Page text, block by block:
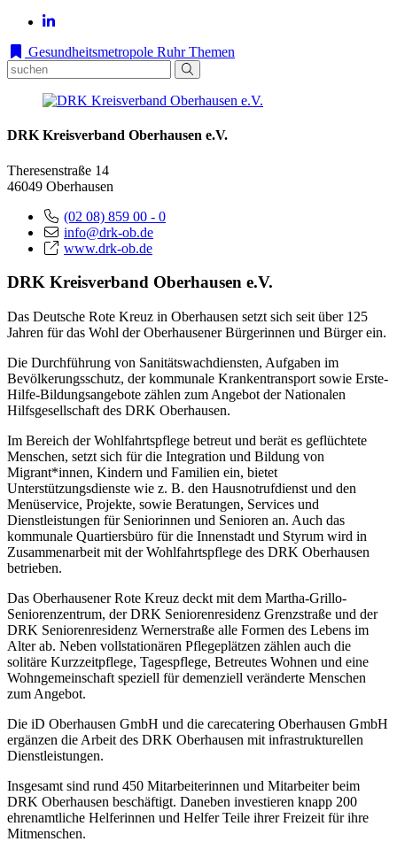
Gesundheitsmetropole Ruhr Themen
DRK Kreisverband Oberhausen e.V.
Theresenstraße 14
46049 Oberhausen
(02 08) 859 00 - 0
info@drk-ob.de
www.drk-ob.de
DRK Kreisverband Oberhausen e.V.
Das Deutsche Rote Kreuz in Oberhausen setzt sich seit über 125
Jahren für das Wohl der Oberhausener Bürgerinnen und Bürger ein.
Die Durchführung von Sanitätswachdiensten, Aufgaben im
Bevölkerungsschutz, der kommunale Krankentransport sowie Erste-
Hilfe-Bildungsangebote zählen zum Angebot der Nationalen
Hilfsgesellschaft des DRK Oberhausen.
Im Bereich der Wohlfahrtspflege betreut und berät es geflüchtete
Menschen, setzt sich für die Integration und Bildung von
Migrant*innen, Kindern und Familien ein, bietet
Unterstützungsdienste wie z. B. den Hausnotrufdienst und den
Menüservice, Projekte, sowie Beratungen, Services und
Dienstleistungen für Seniorinnen und Senioren an. Auch das
kommunale Quartiersbüro für die Innenstadt und Styrum wird in
Zusammenarbeit mit der Wohlfahrtspflege des DRK Oberhausen
betrieben.
Das Oberhausener Rote Kreuz deckt mit dem Martha-Grillo-
Seniorenzentrum, der DRK Seniorenresidenz Grenzstraße und der
DRK Seniorenresidenz Wernerstraße alle Formen des Lebens im
Alter ab. Neben vollstationären Pflegeplätzen zählen auch die
solitäre Kurzzeitpflege, Tagespflege, Betreutes Wohnen und eine
Wohngemeinschaft speziell für demenziell veränderte Menschen
zum Angebot.
Die iD Oberhausen GmbH und die carecatering Oberhausen GmbH
ergänzen die Arbeit des DRK Oberhausen mit infrastrukturellen
Dienstleistungen.
Insgesamt sind rund 450 Mitarbeiterinnen und Mitarbeiter beim
DRK Oberhausen beschäftigt. Daneben investieren knapp 200
ehrenamtliche Helferinnen und Helfer Teile ihrer Freizeit für ihre
Mitmenschen.